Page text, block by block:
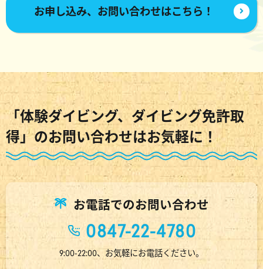
お申し込み、お問い合わせはこちら！
「体験ダイビング、ダイビング免許取
得」のお問い合わせはお気軽に！
お電話でのお問い合わせ
0847-22-4780
9:00-22:00、お気軽にお電話ください。